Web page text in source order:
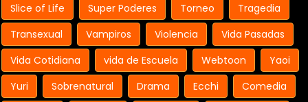
Slice of Life
Super Poderes Torneo
Tragedia
Transexual
Vampiros Violencia
Vida Pasadas
Vida Cotidiana
vida de Escuela Webtoon
Yaoi
Yuri
Sobrenatural Drama Ecchi
Comedia